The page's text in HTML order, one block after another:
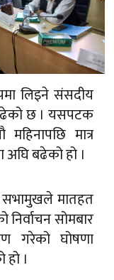
लिइने संसदीय
छ । यसपटक
महिनापछि मात्र
अघि बढेको हो ।
सभामुखले मातहत
सोमबार
गरेको घोषणा
।